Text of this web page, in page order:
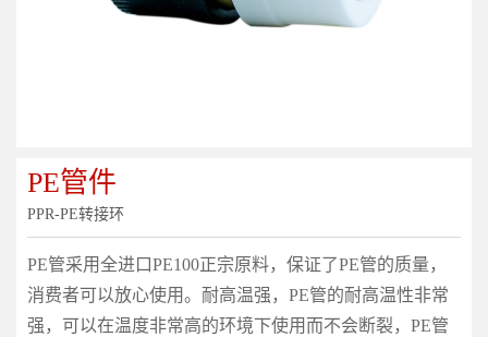
PE管件
PPR-PE转接环
PE管采用全进口PE100正宗原料，保证了PE管的质量，
消费者可以放心使用。耐高温强，PE管的耐高温性非常
强，可以在温度非常高的环境下使用而不会断裂，PE管